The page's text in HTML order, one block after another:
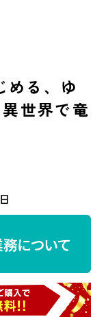
める、ゆ
世界で竜